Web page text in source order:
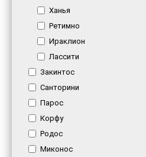
Ханья
Ретимно
Ираклион
Лассити
Закинтос
Санторини
Парос
Корфу
Родос
Миконос